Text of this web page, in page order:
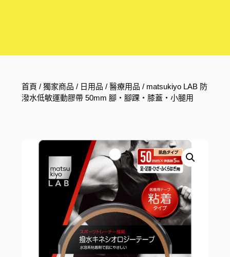
首頁 /獨家商品 / 日用品 /醫療用品 / matsukiyo LAB 防
潑水低敏運動膠帶 50mm 腳・腳踝・膝蓋・小腿用